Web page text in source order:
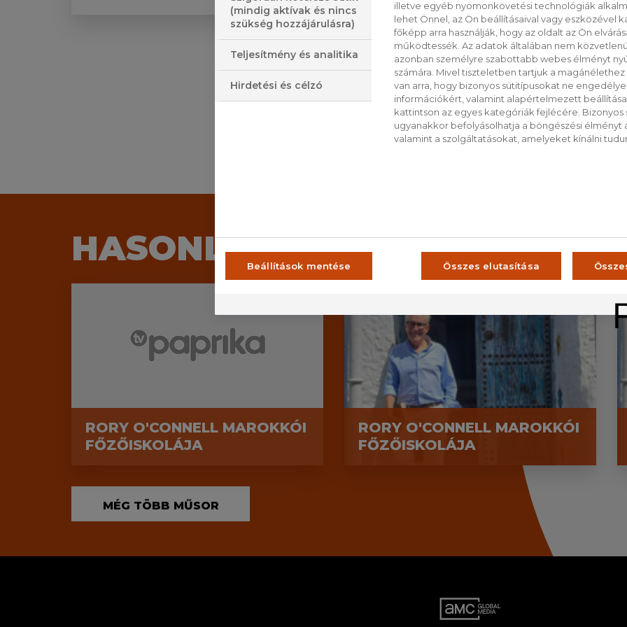
nézőivel. A műsorvezető minden adásban
receptjét mutatja be. A nézők
citromos mousse-t elkészíteni, milyen
hogyan készítsünk díszes
VISSZA A LISTÁRA
HASONLÓ MŰSOROK
RORY O'CONNELL MAROKKÓI
FŐZŐISKOLÁJA
RORY O'CONNELL MAROKKÓI
FŐZŐISKOLÁJA
MÉG TÖBB MŰSOR
(mindig aktívak és nincs
szükség hozzájárulásra)
Teljesítmény és analitika
Hirdetési és célzó
illetve egyéb nyomonkövetési technológiák
lehet Önnel, az Ön beállításaival vagy eszközével
főképp arra használják, hogy az oldalt az Ön
működtessék. Az adatok általában nem
azonban személyre szabottabb webes élményt
számára. Mivel tiszteletben tartjuk a
van arra, hogy bizonyos sütitípusokat ne
információkért, valamint alapértelmezett
kattintson az egyes kategóriák fejlécére. Bizonyos
ugyanakkor befolyásolhatja a böngészési élményt
valamint a szolgáltatásokat, amelyeket kínálni
Beállítások mentése Összes elutasítása